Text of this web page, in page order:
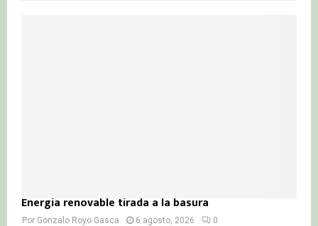
Energía renovable tirada a la basura
Por Gonzalo Royo Gasca 6 agosto, 2026 0